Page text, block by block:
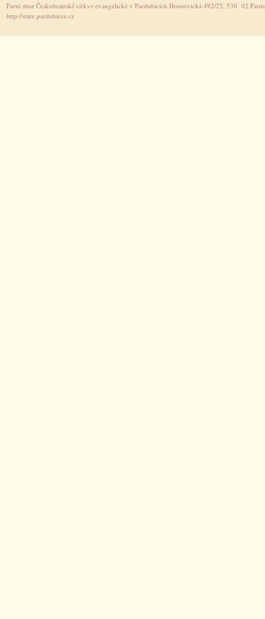
Farní sbor Českobratrské církve evangelické v Pardubicích Hronovická 492/25, 530 02
http://stare.pardubicce.cz